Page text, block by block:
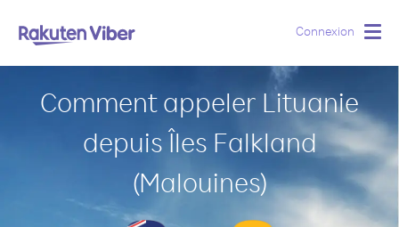
Connexion
Comment appeler Lituanie
depuis Îles Falkland
(Malouines)